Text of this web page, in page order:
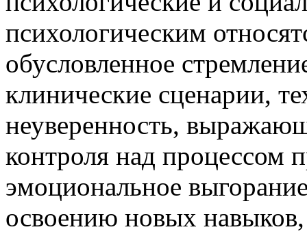
психологическим
обусловленное
клинические сценарии,
неуверенность,
контроля над процессом
эмоциональное
освоению новых